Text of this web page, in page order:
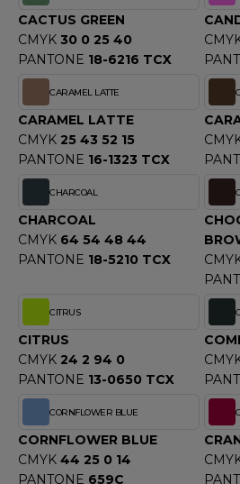
DUICK
TEXTILE
LEWIS
ATHLETIC®
ATHLETIC® COLLECTION
ETIQUETTE
CACTUS GREEN
CMYK 30 0 25 40
PANTONE 18-6216 TCX
CARAMEL LATTE
CARAMEL LATTE
CMYK 25 43 52 15
PANTONE 16-1323 TCX
CHARCOAL
CHARCOAL
CMYK 64 54 48 44
PANTONE 18-5210 TCX
CITRUS
CITRUS
CMYK 24 2 94 0
PANTONE 13-0650 TCX
CORNFLOWER BLUE
CORNFLOWER BLUE
CMYK 44 25 0 14
PANTONE 659C